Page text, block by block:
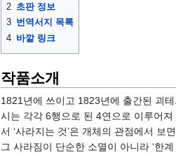
로
가
기
가
기
2 초판 정보
3 번역서지 목록
4 바깥 링크
작품소개
1821년에 쓰이고 1823년에 출간된 괴
시는 각각 6행으로 된 4연으로 이루어
서 ‘사라지는 것’은 개체의 관점에서 보
그 사라짐이 단순한 소멸이 아니라 ‘한